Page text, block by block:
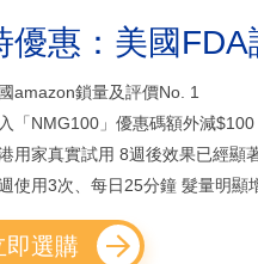
優惠：美國
amazon鎖量及評價No. 1
「NMG100」優惠碼額外減$100
用家真實試用 8週後效果已經顯
使用3次、每日25分鐘 髮量明顯
即選購